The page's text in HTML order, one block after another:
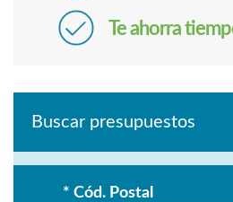
Te ahorra
Buscar presupuestos
* Cód. Postal